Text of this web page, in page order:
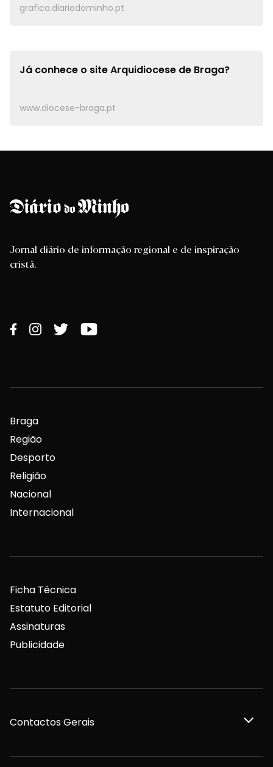
grafica.diariodominho.pt
Já conhece o siteArquidiocese de Braga?
www.diocese-braga.pt
Jornal diário de informação regional e de inspiração
cristã.
Braga
Região
Desporto
Religião
Nacional
Internacional
Ficha Técnica
Estatuto Editorial
Assinaturas
Publicidade
Contactos Gerais